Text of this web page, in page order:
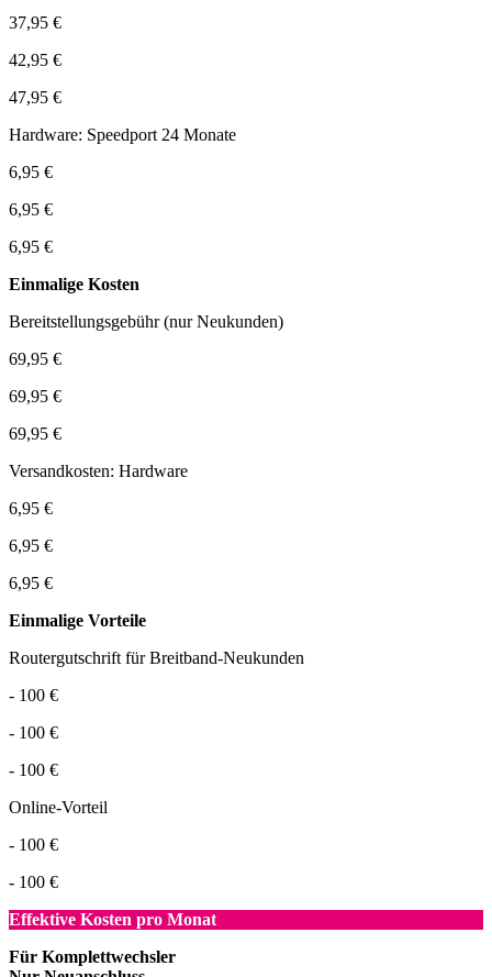
37,95 €
42,95 €
47,95 €
Hardware: Speedport 24 Monate
6,95 €
6,95 €
6,95 €
Einmalige Kosten
Bereitstellungsgebühr (nur Neukunden)
69,95 €
69,95 €
69,95 €
Versandkosten: Hardware
6,95 €
6,95 €
6,95 €
Einmalige Vorteile
Routergutschrift für Breitband-Neukunden
- 100 €
- 100 €
- 100 €
Online-Vorteil
- 100 €
- 100 €
Effektive Kosten pro Monat
Für Komplettwechsler